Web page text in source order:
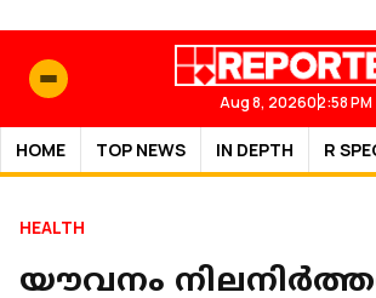
Aug 8, 202602:58 PM
HOME TOP NEWS IN DEPTH R
HEALTH
യൗവനം